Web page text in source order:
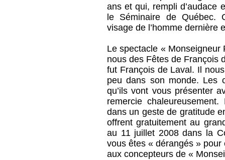
ans et qui, rempli d’audace
le Séminaire de Québec.
visage de l’homme dernière
Le spectacle «
nous des Fêtes de François
fut François de Laval. Il
peu dans son monde. Les
qu’ils vont vous présenter
remercie
dans un geste de gratitude
offrent gratuitement au
au 11 juillet 2008 dans la
vous êtes « dérangés »
aux concepteurs de «